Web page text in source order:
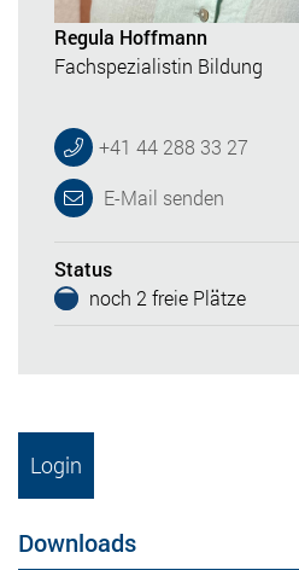
Regula Hoffmann
Fachspezialistin Bildung
+41 44 288 33 27
E-Mail senden
Status
noch 2 freie Plätze
Login
Downloads